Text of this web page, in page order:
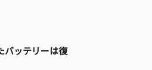
バッテリーは復